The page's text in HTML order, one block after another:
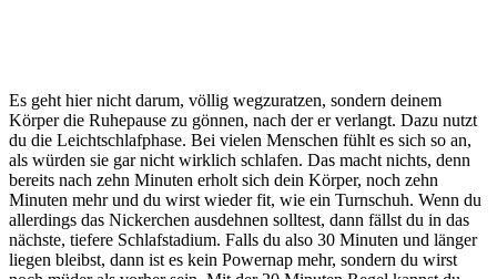
Es geht hier nicht darum, völlig wegzuratzen, sondern deinem
Körper die Ruhepause zu gönnen, nach der er verlangt. Dazu nutzt
du die Leichtschlafphase. Bei vielen Menschen fühlt es sich so an,
als würden sie gar nicht wirklich schlafen. Das macht nichts, denn
bereits nach zehn Minuten erholt sich dein Körper, noch zehn
Minuten mehr und du wirst wieder fit, wie ein Turnschuh. Wenn du
allerdings das Nickerchen ausdehnen solltest, dann fällst du in das
nächste, tiefere Schlafstadium. Falls du also 30 Minuten und länger
liegen bleibst, dann ist es kein Powernap mehr, sondern du wirst